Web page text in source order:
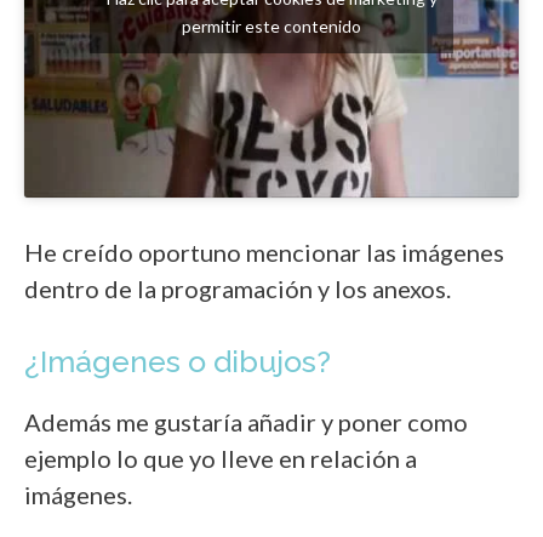
permitir este contenido
He creído oportuno mencionar las imágenes
dentro de la programación y los anexos.
¿Imágenes o dibujos?
Además me gustaría añadir y poner como
ejemplo lo que yo lleve en relación a
imágenes.